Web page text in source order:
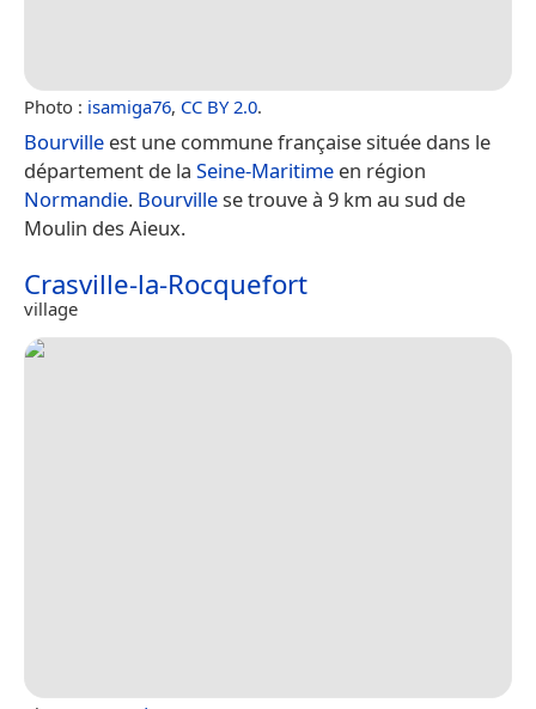
Photo : isamiga76, CC BY 2.0.
Bourville est une commune française située dans le
département de la Seine-Maritime en région
Normandie. Bourvillese trouve à 9 km au sud de
Moulin des Aieux.
Crasville-la-Rocquefort
village